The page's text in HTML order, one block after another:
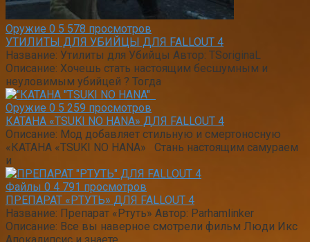
Оружие 0 5 578 просмотров
УТИЛИТЫ ДЛЯ УБИЙЦЫ ДЛЯ FALLOUT 4
Название: Утилиты для Убийцы Автор: TSoriginaL
Описание: Хочешь стать настоящим бесшумным и
неуловимым убийцей ? Тогда
Оружие 0 5 259 просмотров
КАТАНА «TSUKI NO HANA» ДЛЯ FALLOUT 4
Описание: Мод добавляет стильную и смертоносную
«КАТАНА «TSUKI NO HANA» Стань настоящим самураем
и
Файлы 0 4 791 просмотров
ПРЕПАРАТ «РТУТЬ» ДЛЯ FALLOUT 4
Название: Препарат «Ртуть» Автор: Parhamlinker
Описание: Все вы наверное смотрели фильм Люди Икс